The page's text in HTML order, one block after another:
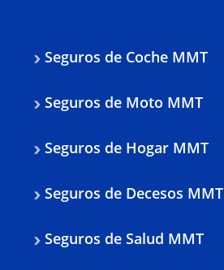
Seguros de Coche MMT
Seguros de Moto MMT
Seguros de Hogar MMT
Seguros de Decesos MMT
Seguros de Salud MMT